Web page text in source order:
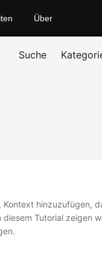
Über
Suche
Kontext hinzuzufügen,
Tutorial zeigen